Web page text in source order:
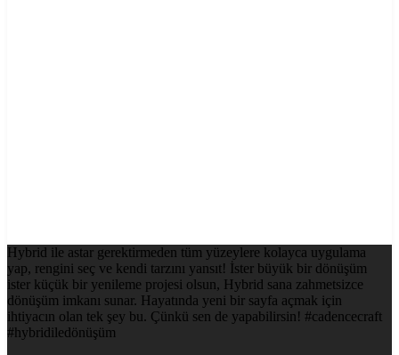
Hybrid ile astar gerektirmeden tüm yüzeylere kolayca uygulama
yap, rengini seç ve kendi tarzını yansıt! İster büyük bir dönüşüm
ister küçük bir yenileme projesi olsun, Hybrid sana zahmetsizce
dönüşüm imkanı sunar. Hayatında yeni bir sayfa açmak için
ihtiyacın olan tek şey bu. Çünkü sen de yapabilirsin! #cadencecraft
#hybridiledönüşüm